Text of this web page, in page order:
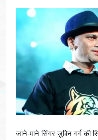
जाने-माने सिंगर ज़ुबिन गर्ग की